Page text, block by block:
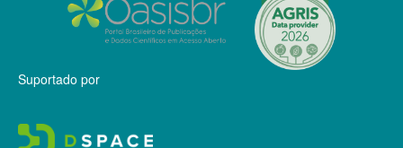
Suportado por